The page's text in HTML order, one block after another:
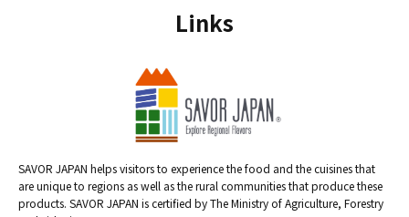
Links
SAVOR JAPAN helps visitors to experience the food and the cuisines that
are unique to regions as well as the rural communities that produce these
products. SAVOR JAPAN is certified by The Ministry of Agriculture, Forestry